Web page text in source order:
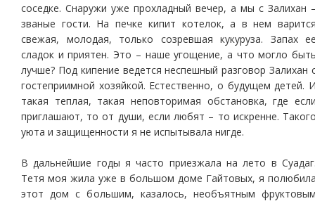
соседке. Снаружи уже прохладный вечер, а мы с Залихан
званые гости. На печке кипит котелок, а в нем
свежая, молодая, только созревшая кукуруза. Запах
сладок и приятен. Это – наше угощение, а что могло
лучше? Под кипение ведется неспешный разговор Залихан
гостеприимной хозяйкой. Естественно, о будущем детей.
такая теплая, такая неповторимая обстановка, где
приглашают, то от души, если любят – то искренне.
уюта и защищенности я не испытывала нигде.
В дальнейшие годы я часто приезжала на лето в
Тетя моя жила уже в большом доме Гайтовых, я
этот дом с большим, казалось, необъятным